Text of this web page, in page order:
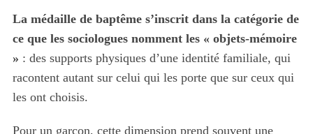
La médaille de baptême s’inscrit dans la catégorie de
ce que les sociologues nomment les « objets-mémoire
» : des supports physiques d’une identité familiale, qui
racontent autant sur celui qui les porte que sur ceux qui
les ont choisis.
Pour un garçon, cette dimension prend souvent une